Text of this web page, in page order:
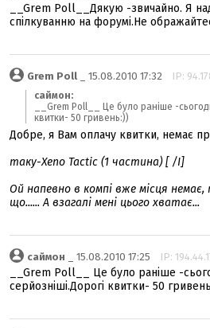
__Grem Poll__Дякую -звичайно. Я
спілкуванню на форумі.Не
Grem Poll _ 15.08.2010 17:32 IP:
саймон:
__Grem Poll__ Це було раніше -
квитки- 50 гривень:))
Добре, я Вам оплачу квитки, немає
таку-Xeno Tactic (1 частина) [ /I]
Ой напевно в компі вже місця
що...... А взагалі мені цього хватає...
саймон _ 15.08.2010 17:25 IP:
__Grem Poll__ Це було раніше -
серйозніші.Дорогі квитки- 50